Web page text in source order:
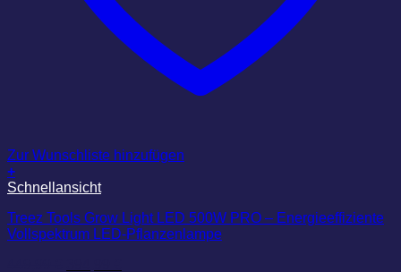
Zur Wunschliste hinzufügen
+
Schnellansicht
Treez Tools Grow Light LED 500W PRO – Energieeffiziente
Vollspektrum LED-Pflanzenlampe